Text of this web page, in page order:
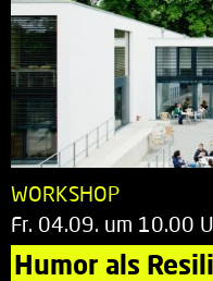
WORKSHOP
Fr. 04.09. um 10.00
Humor als